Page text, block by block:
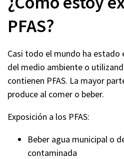
PFAS?
Casi todo el mundo ha estado
del medio ambiente o
contienen PFAS. La mayor
produce al comer o beber.
Exposición a los PFAS:
Beber agua municipal o
contaminada